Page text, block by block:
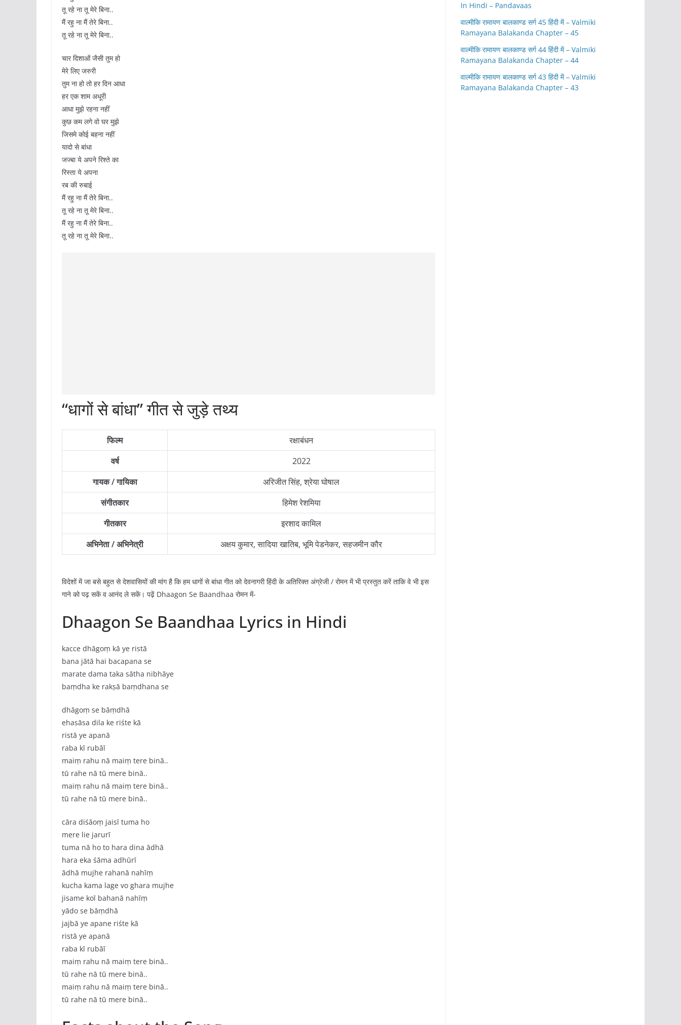
तू रहे ना तू मेरे बिना..
मैं रहु ना मैं तेरे बिना..
तू रहे ना तू मेरे बिना..
चार दिशाओं जैसी तुम हो
मेरे लिए जरुरी
तुम ना हो तो हर दिन आधा
हर एक शाम अधूरी
आधा मुझे रहना नहीं
कुछ कम लगे वो घर मुझे
जिसमे कोई बहना नहीं
यादो से बांधा
जज्बा ये अपने रिश्ते का
रिस्ता ये अपना
रब की रुबाई
मैं रहु ना मैं तेरे बिना..
तू रहे ना तू मेरे बिना..
मैं रहु ना मैं तेरे बिना..
तू रहे ना तू मेरे बिना..
“धागों से बांधा” गीत से जुड़े तथ्य
फिल्म
रक्षाबंधन
वर्ष
2022
गायक / गायिका
अरिजीत सिंह, श्रेया घोषाल
संगीतकार
हिमेश रेशमिया
गीतकार
इरशाद कामिल
अभिनेता / अभिनेत्री
अक्षय कुमार, सादिया खातिब, भूमि पेडनेकर, सहजमीन कौर
विदेशों में जा बसे बहुत से देशवासियों की मांग है कि हम धागों से बांधा गीत को देवनागरी हिंदी के अतिरिक्त अंग्रेजी / रोमन में भी प्रस्तुत करें ताकि वे भी इस
गाने को पढ़ सकें व आनंद ले सकें। पढ़ें Dhaagon Se Baandhaa रोमन में-
Dhaagon Se Baandhaa Lyrics in Hindi
kacce dhāgoṃ kā ye ristā
bana jātā hai bacapana se
marate dama taka sātha nibhāye
baṃdha ke rakṣā baṃdhana se
dhāgoṃ se bāṃdhā
ehasāsa dila ke riśte kā
ristā ye apanā
raba kī rubāī
maiṃ rahu nā maiṃ tere binā..
tū rahe nā tū mere binā..
maiṃ rahu nā maiṃ tere binā..
tū rahe nā tū mere binā..
cāra diśāoṃ jaisī tuma ho
mere lie jarurī
tuma nā ho to hara dina ādhā
hara eka śāma adhūrī
ādhā mujhe rahanā nahīṃ
kucha kama lage vo ghara mujhe
jisame koī bahanā nahīṃ
yādo se bāṃdhā
jajbā ye apane riśte kā
ristā ye apanā
raba kī rubāī
maiṃ rahu nā maiṃ tere binā..
tū rahe nā tū mere binā..
maiṃ rahu nā maiṃ tere binā..
tū rahe nā tū mere binā..
In Hindi – Pandavaas
वाल्मीकि रामायण बालकाण्ड सर्ग 45 हिंदी में – Valmiki
Ramayana Balakanda Chapter – 45
वाल्मीकि रामायण बालकाण्ड सर्ग 44 हिंदी में – Valmiki
Ramayana Balakanda Chapter – 44
वाल्मीकि रामायण बालकाण्ड सर्ग 43 हिंदी में – Valmiki
Ramayana Balakanda Chapter – 43